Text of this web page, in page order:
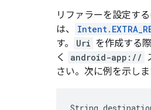
リファラーを設定す
は、
す。
Uri を作成する際
く
android-app://
さい。次に例を示しま